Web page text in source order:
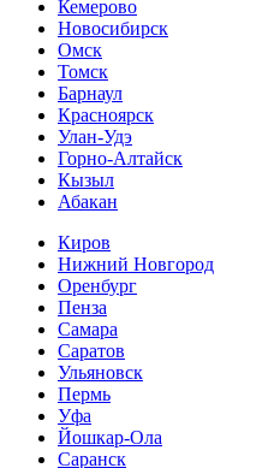
Кемерово
Новосибирск
Омск
Томск
Барнаул
Красноярск
Улан-Удэ
Горно-Алтайск
Кызыл
Абакан
Киров
Нижний Новгород
Оренбург
Пенза
Самара
Саратов
Ульяновск
Пермь
Уфа
Йошкар-Ола
Саранск